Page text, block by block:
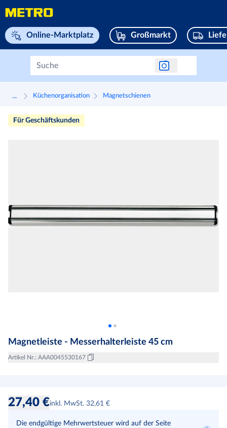
Navigieren Sie zu home page
Online-Marktplatz Großmarkt
... Küchenorganisation Magnetschienen
Für Geschäftskunden
Magnetleiste - Messerhalterleiste 45 cm
Artikel Nr.: AAA0045530167
27,40 €inkl. MwSt. 32,61 €
Die endgültige Mehrwertsteuer wird auf der Seite